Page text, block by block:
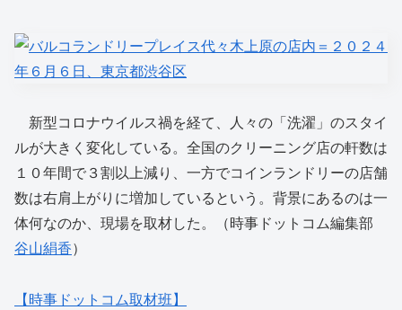
新型コロナウイルス禍を経て、人々の「洗濯」のスタイ
ルが大きく変化している。全国のクリーニング店の軒数は
１０年間で３割以上減り、一方でコインランドリーの店舗
数は右肩上がりに増加しているという。背景にあるのは一
体何なのか、現場を取材した。（時事ドットコム編集部
谷山絹香）
【時事ドットコム取材班】